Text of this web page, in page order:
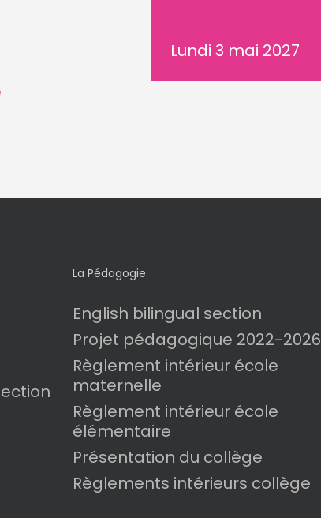
Lundi 3 mai 2027
La Pédagogie
English bilingual section
Projet pédagogique 2022-2026
Règlement intérieur école
maternelle
Règlement intérieur école
élémentaire
Présentation du collège
Règlements intérieurs collège